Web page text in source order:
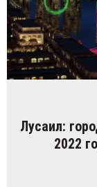
Лусаил:
2022